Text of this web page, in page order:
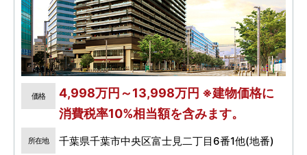
価格
4,998万円～13,998万円 ※建物価格に
消費税率10%相当額を含みます。
所在地 千葉県千葉市中央区富士見二丁目6番1他(地番)